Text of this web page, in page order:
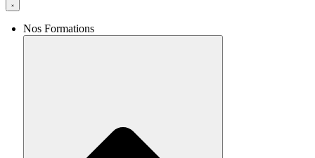
Nos Formations